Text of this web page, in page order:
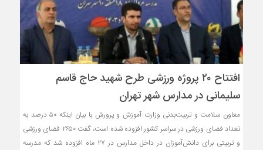
افتتاح ۲۰ پروژه ورزشی طرح شهید حاج قاسم
سلیمانی در مدارس ‌شهر تهران‌
معاون سلامت و تربیت‌بدنی وزارت آموزش و پرورش‌ با‌ بیان‌ اینکه ۵۰ درصد به
تعداد فضای ورزشی در سراسر کشور افزوده شده است، گفت‌ ۲۶۵۰ فضای ورزشی
و‌ تربیتی‌ برای دانش‌آموزان در داخل مدارس در ۲۷ ماه افزوده شد که مدرسه